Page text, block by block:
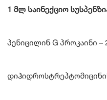
1 მლ საინექციო
პენიცილინ G პროკაინი –